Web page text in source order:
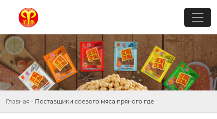
Главная - Поставщики соевого мяса пряного где